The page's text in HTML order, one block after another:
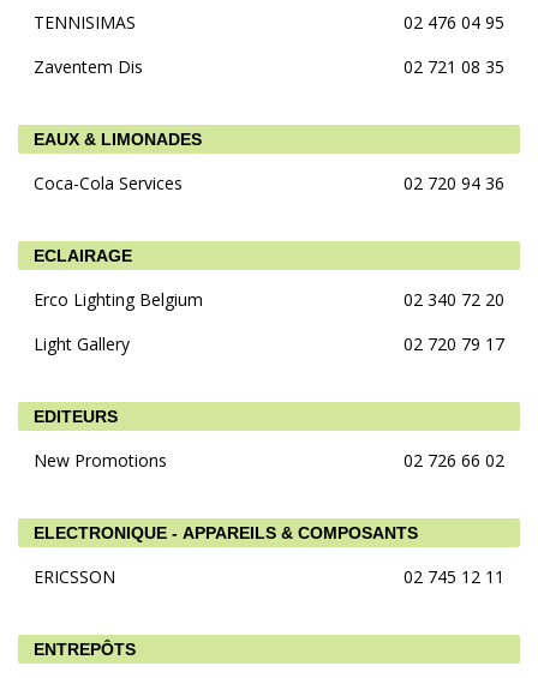
TENNISIMAS
02 476 04 95
Zaventem Dis
02 721 08 35
EAUX & LIMONADES
Coca-Cola Services 02 720 94 36
ECLAIRAGE
Erco Lighting Belgium
02 340 72 20
Light Gallery
02 720 79 17
EDITEURS
New Promotions 02 726 66 02
ELECTRONIQUE - APPAREILS & COMPOSANTS
ERICSSON 02 745 12 11
ENTREPÔTS